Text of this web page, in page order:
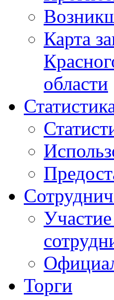
Карта
области
Торги